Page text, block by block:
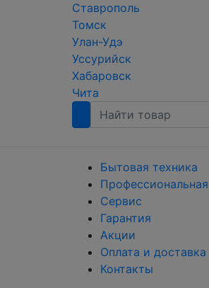
Ставрополь
Томск
Улан-Удэ
Уссурийск
Хабаровск
Чита
Бытовая техника
Сервис
Гарантия
Акции
Оплата и доставка
Контакты